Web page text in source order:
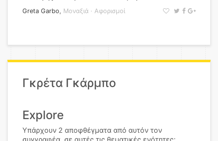
Greta Garbo, Μοναξιά · Αφορισμοί
Γκρέτα Γκάρμπο
Explore
Υπάρχουν 2 αποφθέγματα από αυτόν τον
συγγραφέα, σε αυτές τις θεματικές ενότητες: